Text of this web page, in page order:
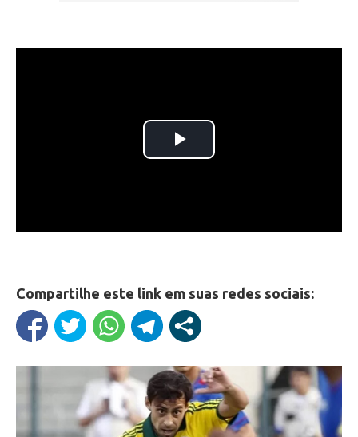
Compartilhe este link em suas redes sociais: